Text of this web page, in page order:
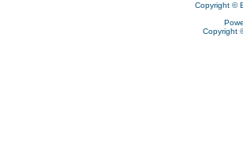
Copyright ©
Copyright